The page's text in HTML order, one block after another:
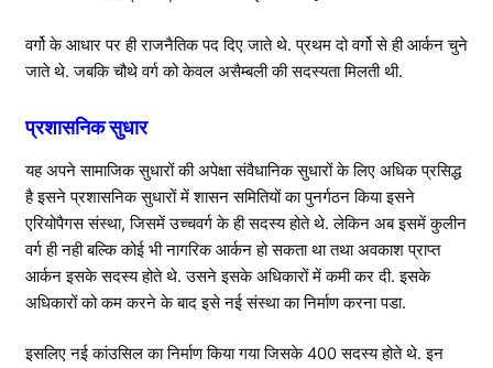
वर्गो के आधार पर ही राजनैतिक पद दिए जाते थे. प्रथम दो वर्गो से ही आर्कन चुने
जाते थे. जबकि चौथे वर्ग को केवल असैम्बली की सदस्यता मिलती थी.
प्रशासनिक सुधार
यह अपने सामाजिक सुधारों की अपेक्षा संवैधानिक सुधारों के लिए अधिक प्रसिद्ध
है इसने प्रशासनिक सुधारों में शासन समितियों का पुनर्गठन किया इसने
एरियोपैगस संस्था, जिसमें उच्चवर्ग के ही सदस्य होते थे. लेकिन अब इसमें कुलीन
वर्ग ही नही बल्कि कोई भी नागरिक आर्कन हो सकता था तथा अवकाश प्राप्त
आर्कन इसके सदस्य होते थे. उसने इसके अधिकारों में कमी कर दी. इसके
अधिकारों को कम करने के बाद इसे नई संस्था का निर्माण करना पडा.
इसलिए नई कांउसिल का निर्माण किया गया जिसके 400 सदस्य होते थे. इन